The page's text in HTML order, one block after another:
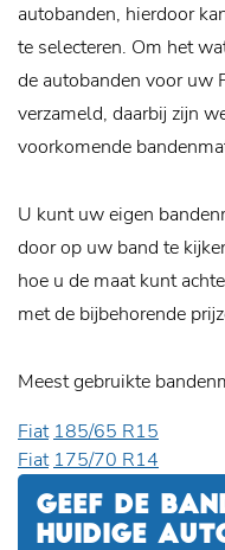
autobanden, hierdoor
te selecteren. Om het
de autobanden voor uw
verzameld, daarbij zijn
voorkomende
U kunt uw eigen
door op uw band te
hoe u de maat kunt
met de bijbehorende
Meest gebruikte
Fiat 185/65 R15
Fiat 175/70 R14
GEEF DE
HUIDIGE